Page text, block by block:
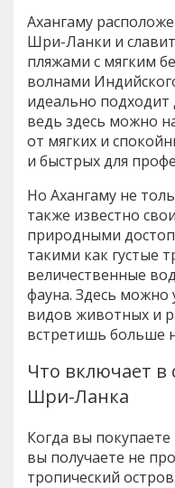
Ахангаму
Шри-Ланки и
пляжами с мягким
волнами
идеально подходит
ведь здесь можно
от мягких и
и быстрых для
Но Ахангаму не
также известно
природными
такими как густые
величественные
фауна. Здесь
видов животных и
встретишь больше
Что включает в
Шри-Ланка
Когда вы
вы получаете не
тропический